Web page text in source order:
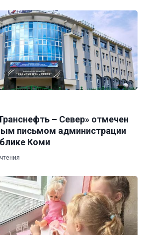
– Север» отмечен
письмом администрации
Коми